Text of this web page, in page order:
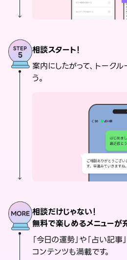
相談スタート！
案内にしたがって、トーク
う。
相談だけじゃない！
無料で楽しめるメニューが
「今日の運勢」や「占い記
コンテンツも満載です。